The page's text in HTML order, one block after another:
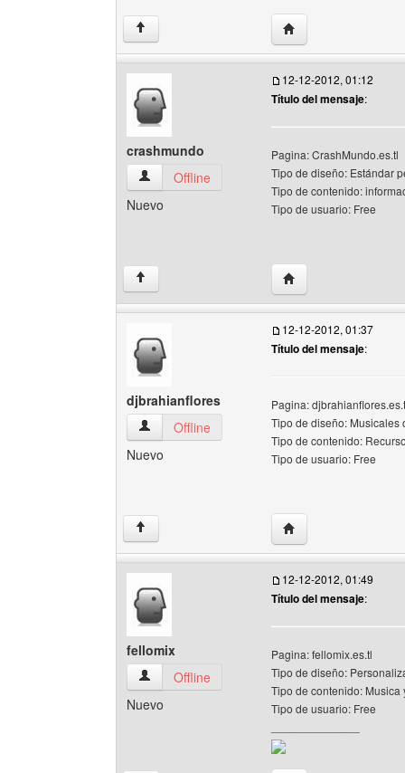
↑ Visitar sitio web del
crashmundo
crashmundo Ver perfil del usuario
Offline
Nuevo
12-12-2012, 01:12
Título del mensaje:
Pagina: CrashMundo.es.tl
Tipo de diseño: Estándar
Tipo de contenido:
Tipo de usuario: Free
↑ Visitar sitio web del
djbrahianflores
djbrahianflores Ver perfil del usuario
Offline
Nuevo
12-12-2012, 01:37
Título del mensaje:
Pagina:
Tipo de diseño: Musicales
Tipo de contenido:
Tipo de usuario: Free
↑ Visitar sitio web del
fellomix
fellomix Ver perfil del usuario
Offline
Nuevo
12-12-2012, 01:49
Título del mensaje:
Pagina: fellomix.es.tl
Tipo de diseño:
Tipo de contenido: Musica
Tipo de usuario: Free